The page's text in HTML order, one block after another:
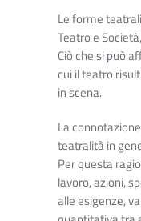
Le forme
Teatro e
Ciò che si può
cui il teatro
in scena.
La
teatralità in
Per questa
lavoro, azioni,
alle esigenze,